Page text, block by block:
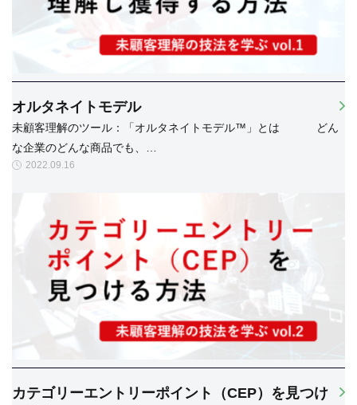
オルタネイトモデル
未顧客理解のツール：「オルタネイトモデル™」とは どん
な企業のどんな商品でも、…
2022.09.16
カテゴリーエントリーポイント（CEP）を見つけ